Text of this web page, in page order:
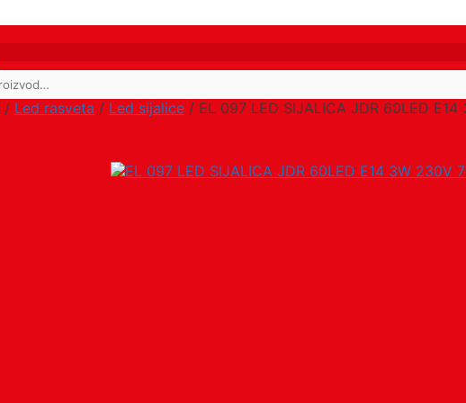
/ Led rasveta / Led sijalice / EL 097 LED SIJALICA JDR 60LED